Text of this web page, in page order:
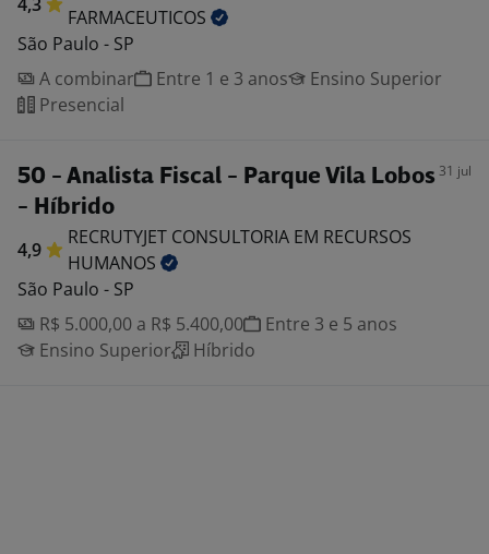
FARMACEUTICOS
São Paulo - SP
A combinar
Entre 1 e 3 anos
Ensino Superior
Presencial
50 - Analista Fiscal - Parque Vila Lobos
- Híbrido
31 jul
4,9
RECRUTYJET CONSULTORIA EM RECURSOS
HUMANOS
São Paulo - SP
R$ 5.000,00 a R$ 5.400,00
Entre 3 e 5 anos
Ensino Superior
Híbrido